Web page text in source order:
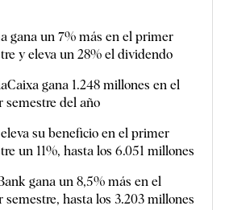
gana un 7% más en el primer
y eleva un 28% el dividendo
gana 1.248 millones en el
semestre del año
su beneficio en el primer
un 11%, hasta los 6.051 millones
gana un 8,5% más en el
semestre, hasta los 3.203 millones